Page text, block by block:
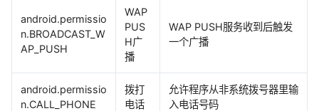
android.permissio
n.BROADCAST_W
AP_PUSH
WAP
PUS
H广
播
WAP PUSH服务收到后触发
一个广播
android.permissio
n.CALL_PHONE
拨打
电话
允许程序从非系统拨号器里输
入电话号码